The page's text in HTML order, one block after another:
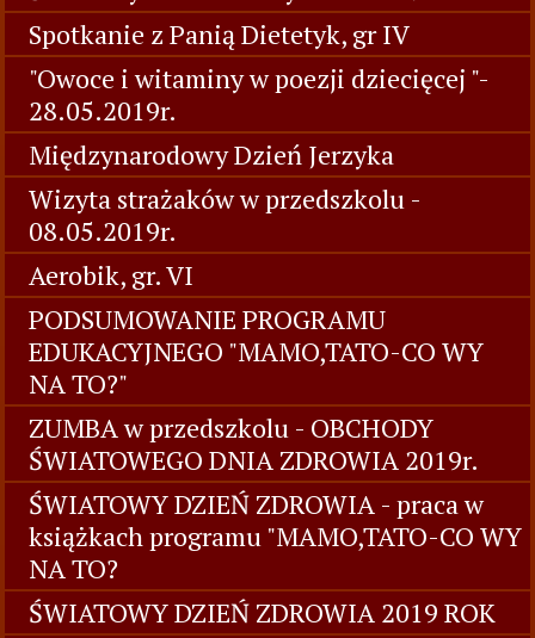
Spotkanie z Panią Dietetyk, gr IV
"Owoce i witaminy w poezji dziecięcej "-
28.05.2019r.
Międzynarodowy Dzień Jerzyka
Wizyta strażaków w przedszkolu -
08.05.2019r.
Aerobik, gr. VI
PODSUMOWANIE PROGRAMU
EDUKACYJNEGO "MAMO,TATO-CO WY
NA TO?"
ZUMBA w przedszkolu - OBCHODY
ŚWIATOWEGO DNIA ZDROWIA 2019r.
ŚWIATOWY DZIEŃ ZDROWIA - praca w
książkach programu "MAMO,TATO-CO WY
NA TO?
ŚWIATOWY DZIEŃ ZDROWIA 2019 ROK